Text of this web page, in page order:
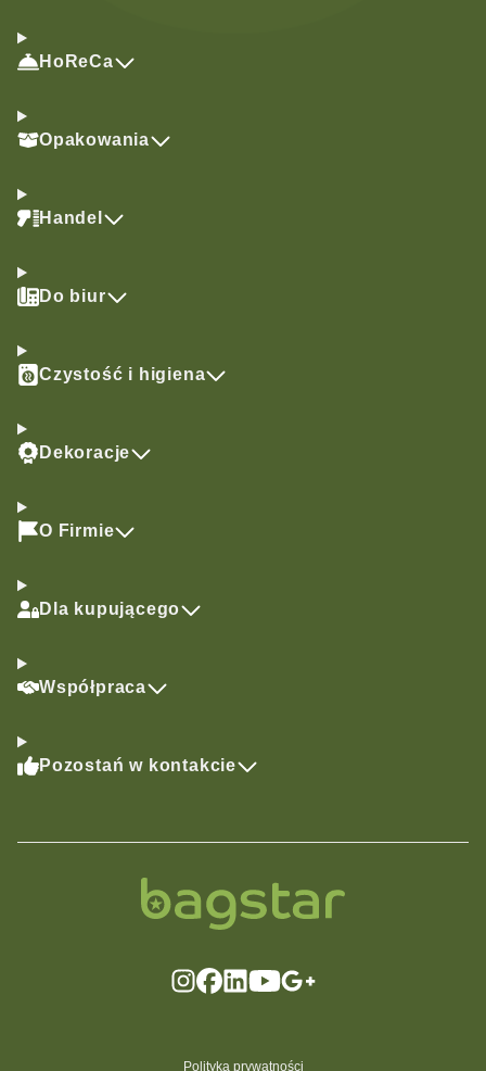
HoReCa
Opakowania
Handel
Do biur
Czystość i higiena
Dekoracje
O Firmie
Dla kupującego
Współpraca
Pozostań w kontakcie
Polityka prywatności